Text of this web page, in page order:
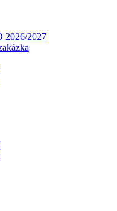
2026/2027